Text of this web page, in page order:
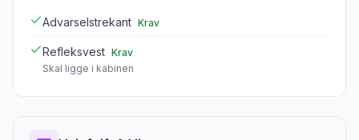
Advarselstrekant Krav
Refleksvest Krav
Skal ligge i kabinen